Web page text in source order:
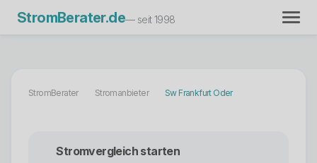
StromBerater.de— seit 1998
StromBerater Stromanbieter Sw Frankfurt Oder
Stromvergleich starten